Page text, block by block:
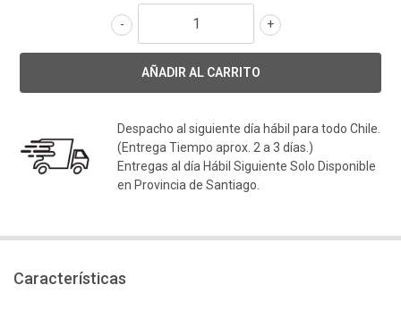
+
-
Despacho al siguiente día hábil para todo Chile.
(Entrega Tiempo aprox. 2 a 3 días.)
Entregas al día Hábil Siguiente Solo Disponible
en Provincia de Santiago.
Características